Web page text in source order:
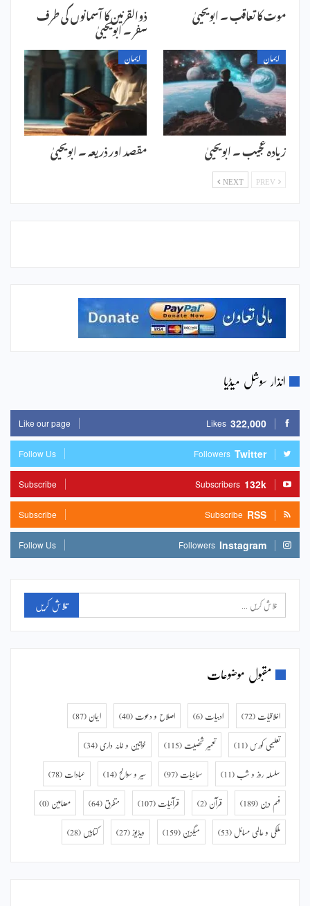
موت کا تعاقب ۔ ابویحییٰ ذوالقرنین کا آسمانوں کی طرف
سفر ۔ ابویحییٰ
ایمان
زیادہ عجیب ۔ ابویحییٰ
ایمان
مقصد اور ذریعہ ۔ ابویحییٰ
NEXT
انذار سوشل میڈیا
322,000
Likes
Like our page
Twitter
Followers
Follow Us
132k
Subscribers
Subscribe
RSS
Subscribe
Subscribe
Instagram
Followers
Follow Us
مقبول موضوعات
اخلاقیات (72) ادبیات (6) اصلاح و دعوت (40) ایمان (87)
تعلیمی کورس (11) تعمیر شخصیت (115) خواتین و خانہ داری (34)
سلسلہ روز و شب (11) سماجیات (97) سیر و سوانح (14) عبادات (78)
فہم دین (189) قرآن (2) قرآنیات (107) متفرق (64) مضامین (0)
ملکی و عالمی مسائل (53) میگزین (159) ویڈیوز (27) کتابیں (28)